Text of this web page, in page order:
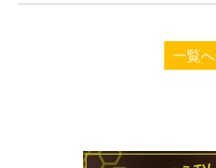
一覧へ